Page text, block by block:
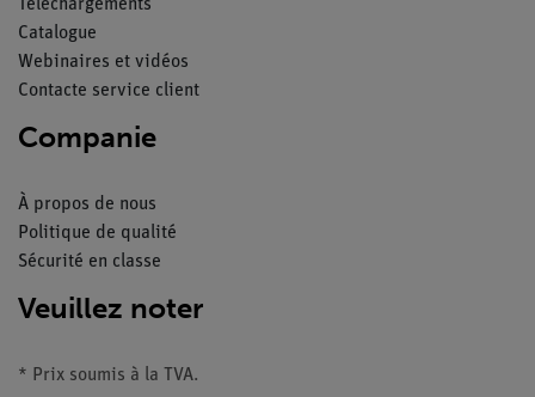
Téléchargements
Catalogue
Webinaires et vidéos
Contacte service client
Companie
À propos de nous
Politique de qualité
Sécurité en classe
Veuillez noter
* Prix soumis à la TVA.